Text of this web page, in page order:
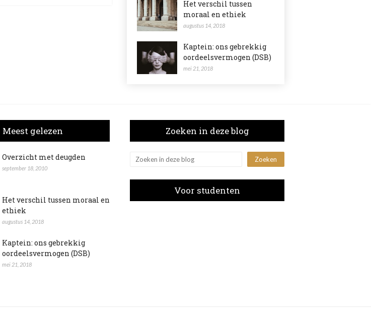
Het verschil tussen
moraal en ethiek
augustus 14, 2018
Kaptein: ons gebrekkig
oordeelsvermogen (DSB)
mei 21, 2018
Meest gelezen
Overzicht met deugden
september 18, 2010
Het verschil tussen moraal en
ethiek
augustus 14, 2018
Kaptein: ons gebrekkig
oordeelsvermogen (DSB)
mei 21, 2018
Zoeken in deze blog
Voor studenten